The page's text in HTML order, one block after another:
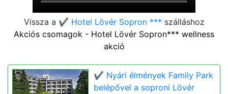
Vissza a ✔️ Hotel Lövér Sopron *** szálláshoz
Akciós csomagok - Hotel Lövér Sopron*** wellness
akció
✔️ Nyári élmények Family Park
belépővel a soproni Lövér